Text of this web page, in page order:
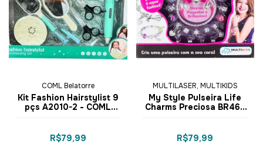
COML Belatorre
Kit Fashion Hairstylist 9
pçs A2010-2 - COML
R$79,99
MULTILASER, MULTIKIDS
My Style Pulseira Life
Charms Preciosa BR468
R$79,99